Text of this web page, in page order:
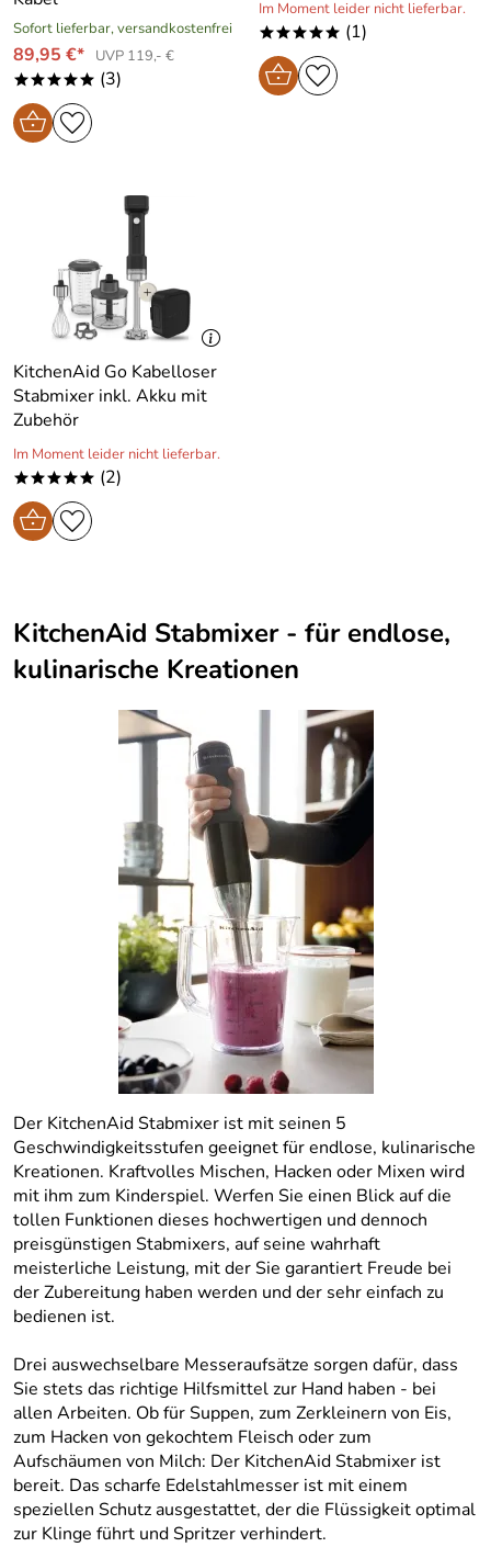
Sofort lieferbar, versandkostenfrei
89,95 €* UVP 119,- €
***** (3)
Im Moment leider nicht lieferbar.
***** (1)
KitchenAid Go Kabelloser
Stabmixer inkl. Akku mit
Zubehör
Im Moment leider nicht lieferbar.
***** (2)
KitchenAid Stabmixer - für endlose,
kulinarische Kreationen
Der KitchenAid Stabmixer ist mit seinen 5
Geschwindigkeitsstufen geeignet für endlose, kulinarische
Kreationen. Kraftvolles Mischen, Hacken oder Mixen wird
mit ihm zum Kinderspiel. Werfen Sie einen Blick auf die
tollen Funktionen dieses hochwertigen und dennoch
preisgünstigen Stabmixers, auf seine wahrhaft
meisterliche Leistung, mit der Sie garantiert Freude bei
der Zubereitung haben werden und der sehr einfach zu
bedienen ist.
Drei auswechselbare Messeraufsätze sorgen dafür, dass
Sie stets das richtige Hilfsmittel zur Hand haben - bei
allen Arbeiten. Ob für Suppen, zum Zerkleinern von Eis,
zum Hacken von gekochtem Fleisch oder zum
Aufschäumen von Milch: Der KitchenAid Stabmixer ist
bereit. Das scharfe Edelstahlmesser ist mit einem
speziellen Schutz ausgestattet, der die Flüssigkeit optimal
zur Klinge führt und Spritzer verhindert.